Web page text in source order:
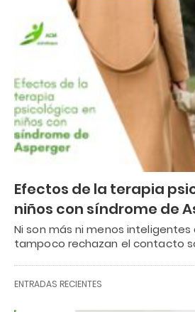
Efectos de la terapia
niños con síndrome de
Ni son más ni menos inteligentes
tampoco rechazan el contacto
ENTRADAS RECIENTES